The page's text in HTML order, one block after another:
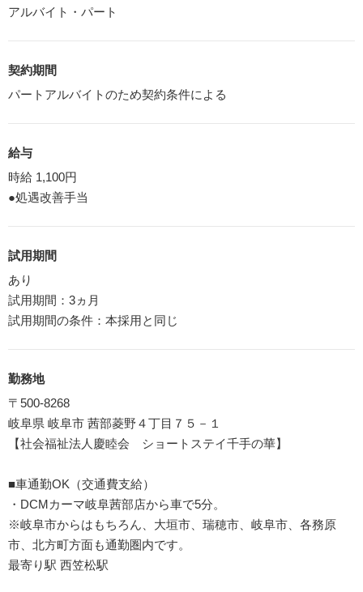
アルバイト・パート
契約期間
パートアルバイトのため契約条件による
給与
時給 1,100円
●処遇改善手当
試用期間
あり
試用期間：3ヵ月
試用期間の条件：本採用と同じ
勤務地
〒500-8268
岐阜県 岐阜市 茜部菱野４丁目７５－１
【社会福祉法人慶睦会 ショートステイ千手の華】
■車通勤OK（交通費支給）
・DCMカーマ岐阜茜部店から車で5分。
※岐阜市からはもちろん、大垣市、瑞穂市、岐阜市、各務原
市、北方町方面も通勤圏内です。
最寄り駅 西笠松駅